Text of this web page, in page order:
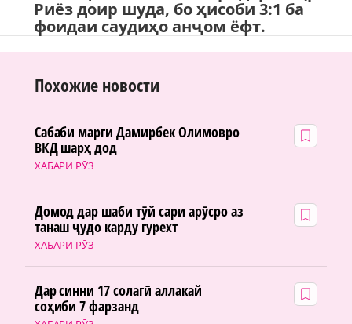
Риёз доир шуда, бо ҳисоби 3:1 ба
фоидаи саудиҳо анҷом ёфт.
Похожие новости
ХАБАРИ РӮЗ
Сабаби марги Дамирбек Олимовро
ВКД шарҳ дод
ХАБАРИ РӮЗ
Домод дар шаби тӯй сари арӯсро аз
танаш ҷудо карду гурехт
Дар синни 17 солагӣ аллакай
соҳиби 7 фарзанд